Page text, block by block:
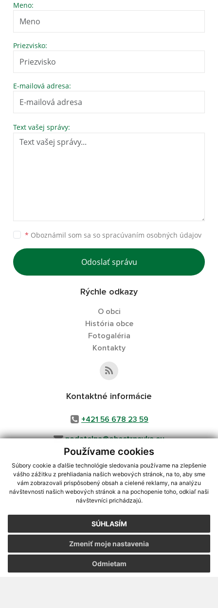
Používame cookies
Súbory cookie a ďalšie technológie sledovania používame na zlepšenie
vášho zážitku z prehliadania našich webových stránok, na to, aby sme
vám zobrazovali prispôsobený obsah a cielené reklamy, na analýzu
návštevnosti našich webových stránok a na pochopenie toho, odkiaľ naši
návštevníci prichádzajú.
SÚHLASÍM
Odmietam
Zmeniť moje nastavenia
Meno:
Priezvisko:
E-mailová adresa:
Text vašej správy:
* Oboznámil som sa so spracúvaním osobných údajov
Odoslať správu
Rýchle odkazy
O obci
História obce
Fotogaléria
Kontakty
Kontaktné informácie
+421 56 678 23 59
podatelna@obectrnavka.eu
využite možnosť získavania aktuálnych informácií s využitím RSS
CMS systém (redakčný) systém ECHELON 2,Mapa stránok,web portál
webex.digital, s.r.o.,domény,registrácia domény
Posledná aktualizácia:04.08.2026
Vytlačiť stránku|Vyhlásenie o prístupnosti